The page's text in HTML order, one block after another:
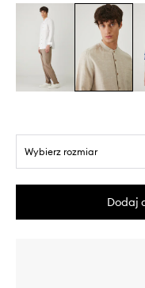
Wybierz rozmiar
Dodaj